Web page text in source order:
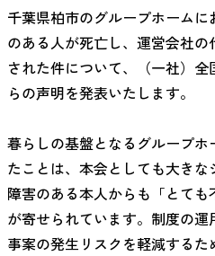
千葉県柏市のグループホーム
のある人が死亡し、運営会社
された件について、（一社）
らの声明を発表いたします。
暮らしの基盤となるグループ
たことは、本会としても大き
障害のある本人からも「とて
が寄せられています。制度の
事案の発生リスクを軽減する